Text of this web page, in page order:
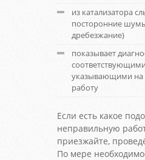
из катализатора
посторонние
дребезжание)
показывает
указывающими на
работу
Если есть какое
неправильную
приезжайте,
По мере